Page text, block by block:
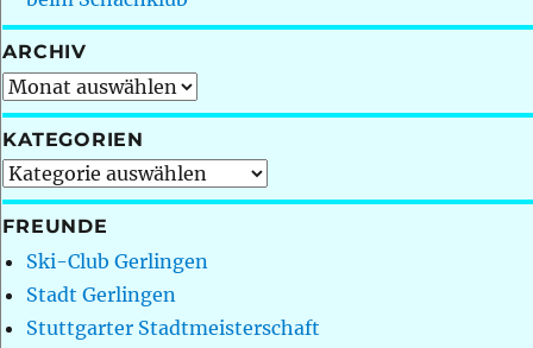
ARCHIV
Archiv
KATEGORIEN
Kategorien
FREUNDE
Ski-Club Gerlingen
Stadt Gerlingen
Stuttgarter Stadtmeisterschaft